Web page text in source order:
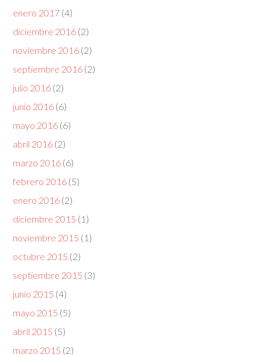
enero 2017 (4)
diciembre 2016 (2)
noviembre 2016 (2)
septiembre 2016 (2)
julio 2016 (2)
junio 2016 (6)
mayo 2016 (6)
abril 2016 (2)
marzo 2016 (6)
febrero 2016 (5)
enero 2016 (2)
diciembre 2015 (1)
noviembre 2015 (1)
octubre 2015 (2)
septiembre 2015 (3)
junio 2015 (4)
mayo 2015 (5)
abril 2015 (5)
marzo 2015 (2)